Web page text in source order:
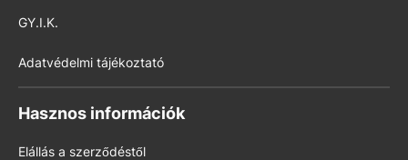
GY.I.K.
Adatvédelmi tájékoztató
Hasznos információk
Elállás a szerződéstől